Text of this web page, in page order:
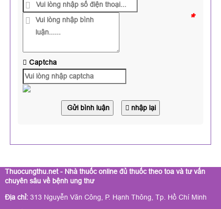
*
Captcha
Gửi bình luận nhập lại
Thuocungthu.net - Nhà thuốc online đủ thuốc theo toa và tư vấn
chuyên sâu về bệnh ung thư
Địa chỉ: 313 Nguyễn Văn Công, P. Hạnh Thông, Tp. Hồ Chí Minh